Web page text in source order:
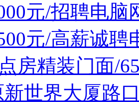
元/招聘电脑
元/高薪诚
房精装门面/
世界大厦路